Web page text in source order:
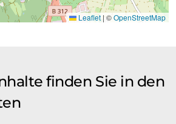
Leaflet |©OpenStreetMap
finden Sie in den